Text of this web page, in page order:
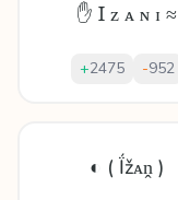
✋ Ɪ ᴢ ᴀ ɴ ɪ ≈
+2475 -952
◐ ( Ḯžᴀṋ )